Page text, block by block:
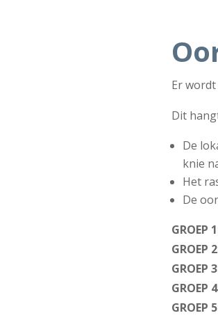
Er
Dit
De
knie
Het
De
GROEP
GROEP
GROEP
GROEP
GROEP